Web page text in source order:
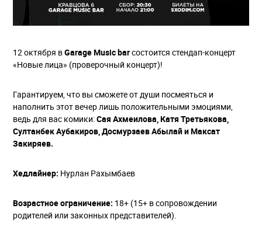
12 октября вGarage Music barсостоится стендап-концерт
«Новые лица» (проверочный концерт)!
Гарантируем, что вы сможете от души посмеяться и
наполнить этот вечер лишь положительными эмоциями,
ведь для вас комики:Сая Ахмеилова, Катя Третьякова,
Султанбек Аубакиров, Досмурзаев Абылай и Максат
Закиряев.
Хедлайнер: Нурлан Рахымбаев
Возрастное ограничение: 18+ (15+ в сопровождении
родителей или законных представителей).